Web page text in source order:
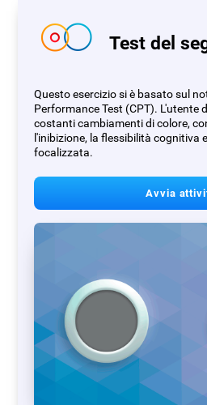
Test del
Questo esercizio si è basato sul
Performance Test (CPT). L'utente
costanti cambiamenti di colore,
l'inibizione, la flessibilità cognitiva
focalizzata.
Avvia